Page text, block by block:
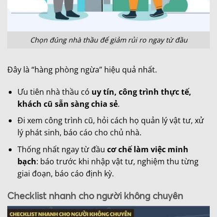
Chọn đúng nhà thầu để giảm rủi ro ngay từ đầu
Đây là “hàng phòng ngừa” hiệu quả nhất.
Ưu tiên nhà thầu có uy tín, công trình thực tế,
khách cũ sẵn sàng chia sẻ.
Đi xem công trình cũ, hỏi cách họ quản lý vật tư, xử
lý phát sinh, báo cáo cho chủ nhà.
Thống nhất ngay từ đầu cơ chế làm việc minh
bạch: báo trước khi nhập vật tư, nghiệm thu từng
giai đoạn, báo cáo định kỳ.
Checklist nhanh cho người không chuyên